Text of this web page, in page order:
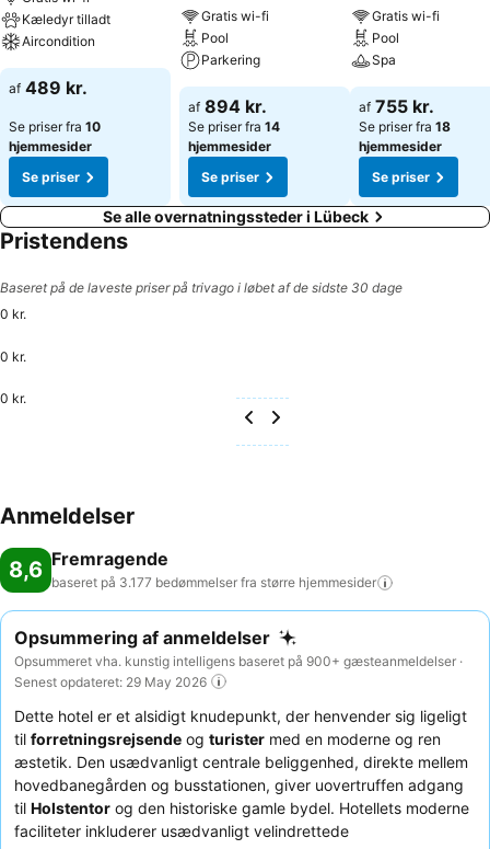
Forplejning: Der er forskellige gastronomiske faciliteter, såsom en
restaurant, en café og en bar. En kontinental morgenbuffet vil få
gæsterne hurtigt ud af sengen. Der kan vælges imellem
alkoholholdige drikkevarer. Kreditkort: Følgende kreditkort
accepteres: Visa og MasterCard.
Kæledyr tilladt
Aircondition
af 489 kr.
Se priser fra 10
hjemmesider
Se priser
Gratis wi-fi
Pool
Parkering
af 894 kr.
Se priser fra 14
hjemmesider
Se priser
Gratis wi-fi
Pool
Spa
af 755 kr.
Se priser fra 18
hjemmesider
Se priser
Se alle overnatningssteder i Lübeck
Pristendens
Baseret på de laveste priser på trivago i løbet af de sidste 30 dage
0 kr.
0 kr.
0 kr.
Anmeldelser
8,6 Fremragende
baseret på 3.177 bedømmelser fra større hjemmesider
Opsummering af anmeldelser
Opsummeret vha. kunstig intelligens baseret på 900+ gæsteanmeldelser ·
Senest opdateret: 29 May 2026
Dette hotel er et alsidigt knudepunkt, der henvender sig ligeligt
til forretningsrejsende og turister med en moderne og ren
æstetik. Den usædvanligt centrale beliggenhed, direkte mellem
hovedbanegården og busstationen, giver uovertruffen adgang
til Holstentor og den historiske gamle bydel. Hotellets moderne
faciliteter inkluderer usædvanligt velindrettede